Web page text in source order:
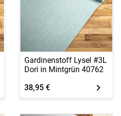
Gardinenstoff Lysel #3L
Dori in Mintgrün 40762
38,95 €